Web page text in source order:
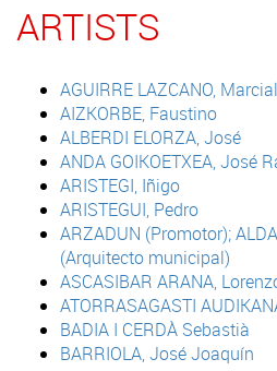
ARTISTS
AGUIRRE LAZCANO, Marcial
AIZKORBE, Faustino
ALBERDI ELORZA, José
ANDA GOIKOETXEA, José
ARISTEGI, Iñigo
ARISTEGUI, Pedro
ARZADUN (Promotor);
(Arquitecto municipal)
ASCASIBAR ARANA,
ATORRASAGASTI
BADIA I CERDÀ Sebastià
BARRIOLA, José Joaquín